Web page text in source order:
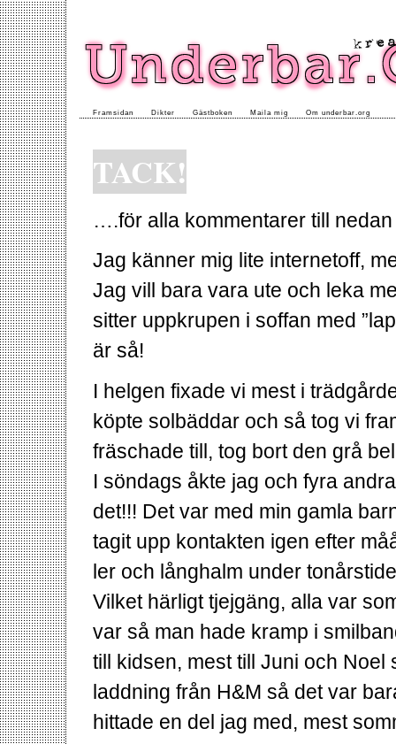
Framsidan Dikter Gästboken Maila mig Om underbar.org
TACK!
….för alla kommentarer till
Jag känner mig lite internetoff,
Jag vill bara vara ute och leka
sitter uppkrupen i soffan med
är så!
I helgen fixade vi mest i
köpte solbäddar och så tog vi
fräschade till, tog bort den grå
I söndags åkte jag och fyra
det!!! Det var med min gamla
tagit upp kontakten igen efter
ler och långhalm under
Vilket härligt tjejgäng, alla var
var så man hade kramp i
till kidsen, mest till Juni och
laddning från H&M så det var
hittade en del jag med, mest